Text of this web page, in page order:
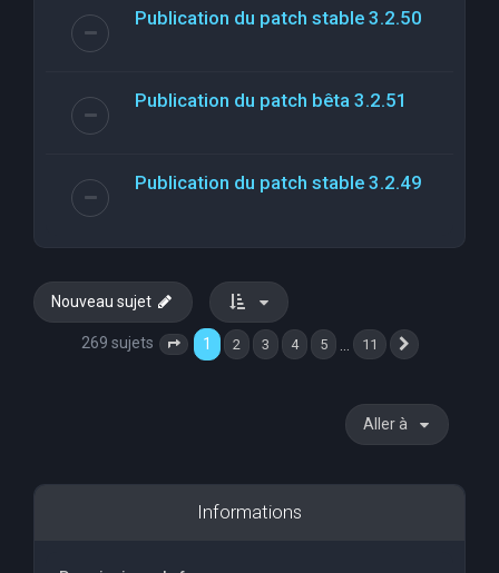
Publication du patch stable 3.2.50
Publication du patch bêta 3.2.51
Publication du patch stable 3.2.49
Nouveau sujet
269 sujets Page 1 sur11
1 2 3 4 5 11
Aller à
Informations